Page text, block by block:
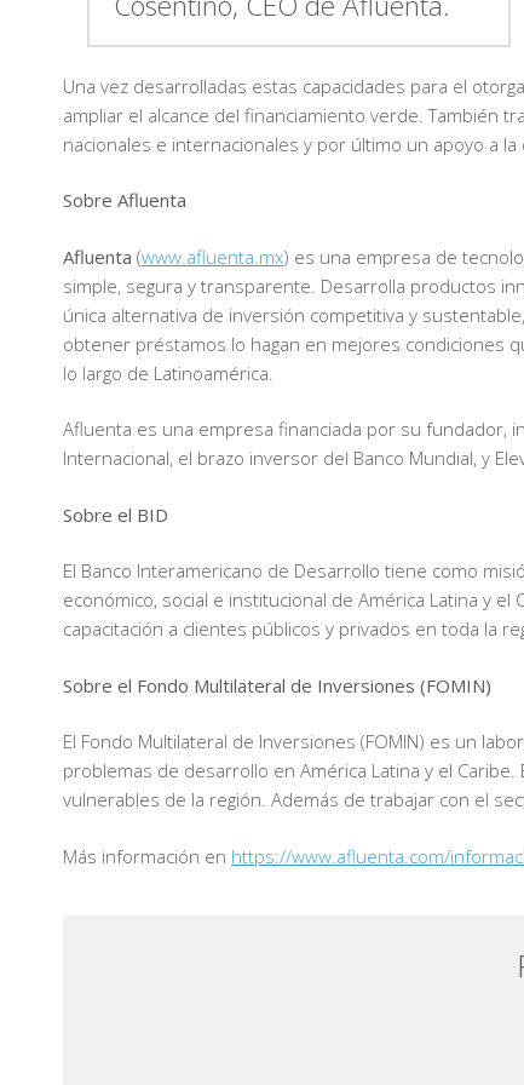
Una vez desarrolladas estas capacidades para el
ampliar el alcance del financiamiento verde. También
nacionales e internacionales y por último un apoyo a
Sobre Afluenta
Afluenta (www.afluenta.mx) es una empresa de
simple, segura y transparente. Desarrolla productos
única alternativa de inversión competitiva y
obtener préstamos lo hagan en mejores condiciones
lo largo de Latinoamérica.
Afluenta es una empresa financiada por su fundador,
Internacional, el brazo inversor del Banco Mundial, y
Sobre el BID
El Banco Interamericano de Desarrollo tiene como
económico, social e institucional de América Latina y
capacitación a clientes públicos y privados en toda la
Sobre el Fondo Multilateral de Inversiones (FOMIN)
El Fondo Multilateral de Inversiones (FOMIN) es un
problemas de desarrollo en América Latina y el
vulnerables de la región. Además de trabajar con el
Más información en https://www.afluenta.com/